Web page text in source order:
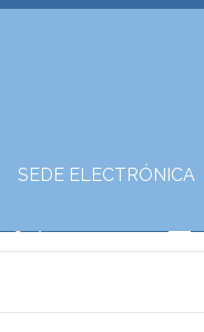
SEDE ELECTRÓNICA